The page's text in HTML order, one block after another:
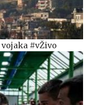
#vŽivo